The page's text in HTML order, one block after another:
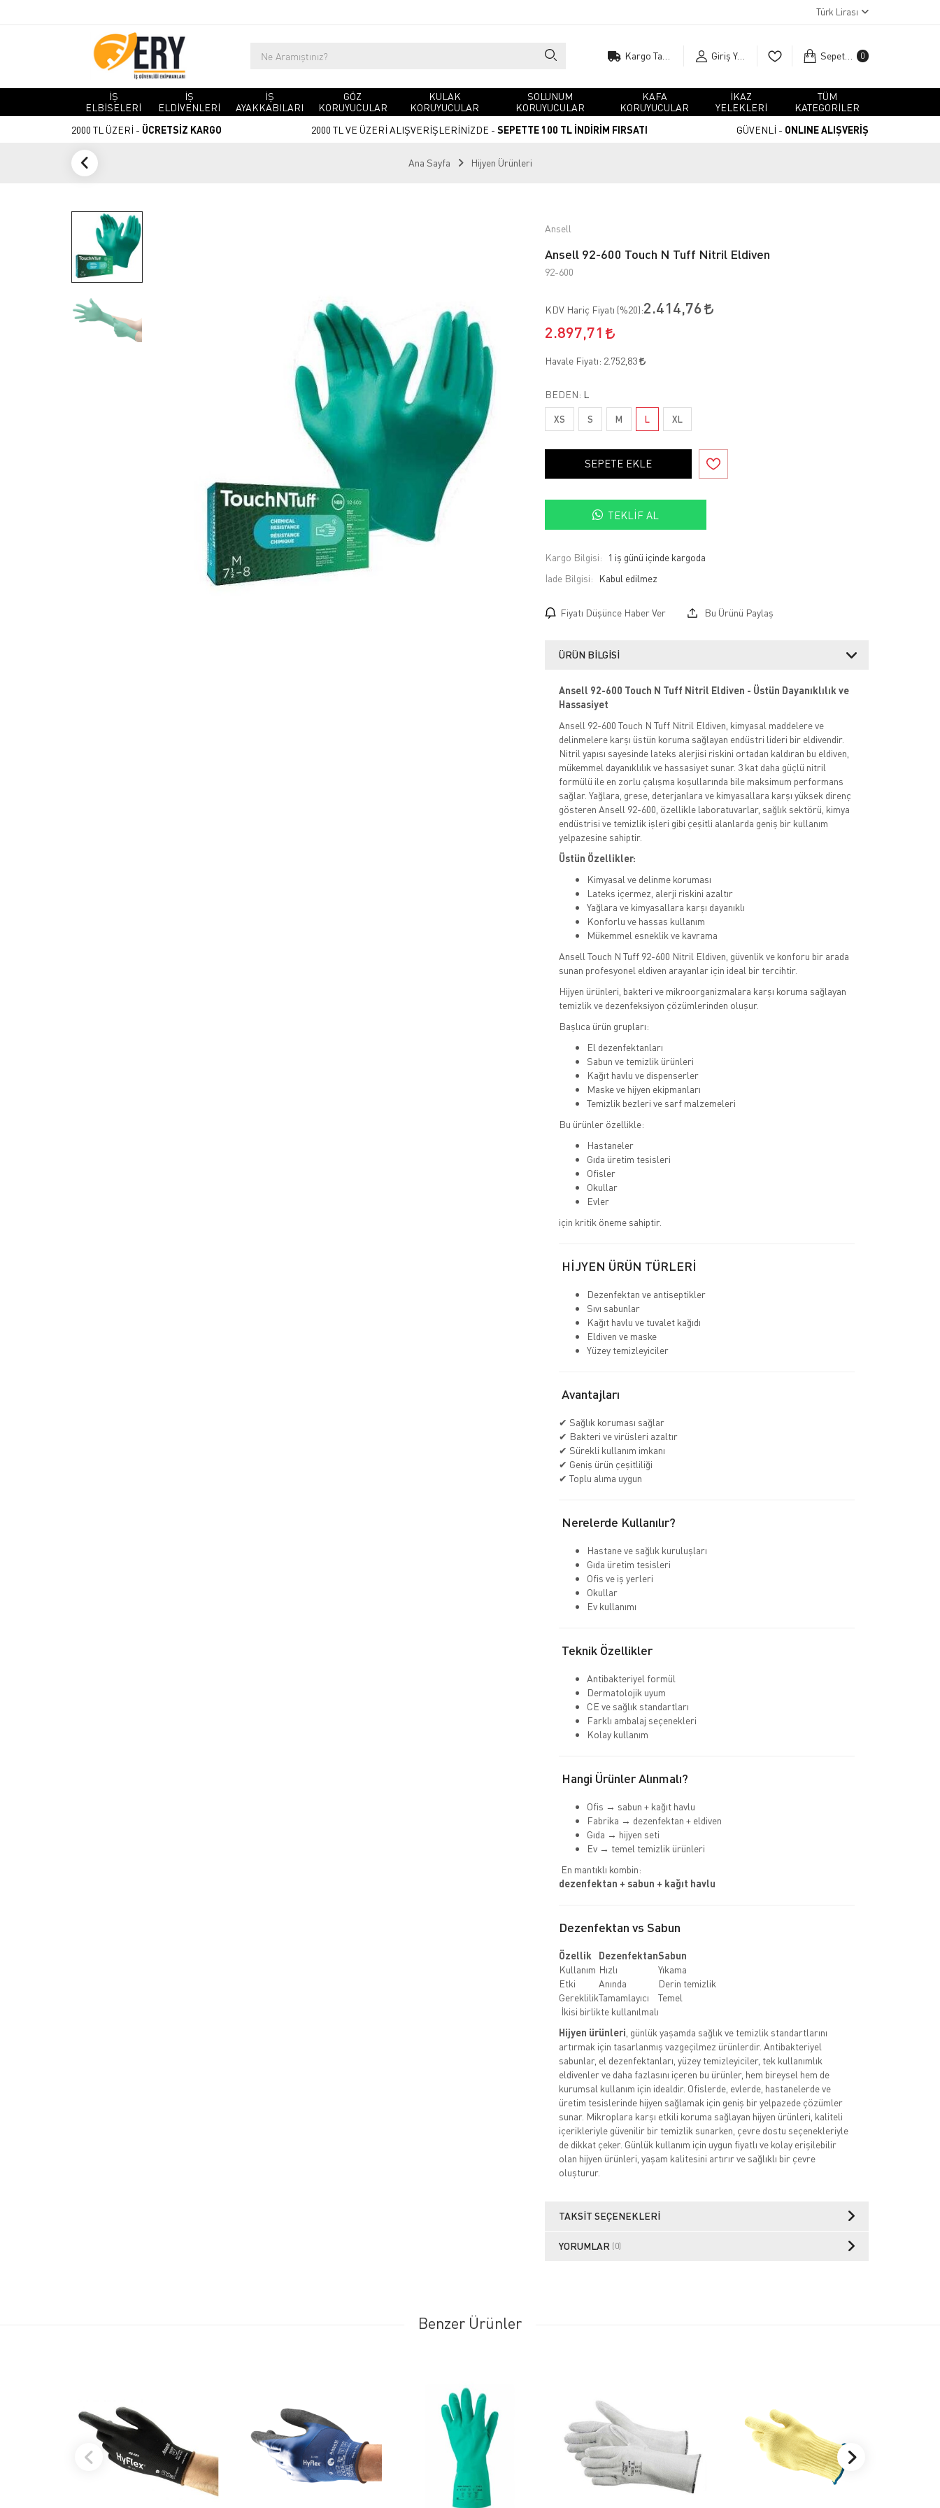
Türk Lirası
Giriş Yap Sepetim 0
İŞ
ELBİSELERİ
İŞ
ELDİVENLERİ
İŞ
AYAKKABILARI
GÖZ
KORUYUCULAR
KULAK
KORUYUCULAR
SOLUNUM
KORUYUCULAR
KAFA
KORUYUCULAR
İKAZ
YELEKLERİ
TÜM
KATEGORİLER
2000 TL ÜZERİ - ÜCRETSİZ KARGO 2000 TL VE ÜZERİ ALIŞVERİŞLERİNİZDE - SEPETTE 100 TL İNDİRİM FIRSATI GÜVENLİ - ONLINE ALIŞVERİŞ
Ana Sayfa Hijyen Ürünleri
Ansell
Ansell 92-600 Touch N Tuff Nitril Eldiven
92-600
KDV Hariç Fiyatı (%20):2.414,76
2.897,71
Havale Fiyatı: 2.752,83
BEDEN: L
XS S M L XL
SEPETE EKLE
TEKLIF AL
Kargo Bilgisi:
1 iş günü içinde kargoda
İade Bilgisi:
Fiyatı Düşünce Haber Ver Bu Ürünü Paylaş
ÜRÜN BILGISI
Ansell 92-600 Touch N Tuff Nitril Eldiven - Üstün Dayanıklılık ve
Hassasiyet
Ansell 92-600 Touch N Tuff Nitril Eldiven, kimyasal maddelere ve
delinmelere karşı üstün koruma sağlayan endüstri lideri bir eldivendir.
Nitril yapısı sayesinde lateks alerjisi riskini ortadan kaldıran bu eldiven,
mükemmel dayanıklılık ve hassasiyet sunar. 3 kat daha güçlü nitril
formülü ile en zorlu çalışma koşullarında bile maksimum performans
sağlar. Yağlara, grese, deterjanlara ve kimyasallara karşı yüksek direnç
gösteren Ansell 92-600, özellikle laboratuvarlar, sağlık sektörü, kimya
endüstrisi ve temizlik işleri gibi çeşitli alanlarda geniş bir kullanım
yelpazesine sahiptir.
Üstün Özellikler:
Kimyasal ve delinme koruması
Lateks içermez, alerji riskini azaltır
Yağlara ve kimyasallara karşı dayanıklı
Konforlu ve hassas kullanım
Mükemmel esneklik ve kavrama
Ansell Touch N Tuff 92-600 Nitril Eldiven, güvenlik ve konforu bir arada
sunan profesyonel eldiven arayanlar için ideal bir tercihtir.
Hijyen ürünleri, bakteri ve mikroorganizmalara karşı koruma sağlayan
temizlik ve dezenfeksiyon çözümlerinden oluşur.
Başlıca ürün grupları:
El dezenfektanları
Sabun ve temizlik ürünleri
Kağıt havlu ve dispenserler
Maske ve hijyen ekipmanları
Temizlik bezleri ve sarf malzemeleri
Bu ürünler özellikle:
Hastaneler
Gıda üretim tesisleri
Ofisler
Okullar
Evler
için kritik öneme sahiptir.
HİJYEN ÜRÜN TÜRLERİ
Dezenfektan ve antiseptikler
Sıvı sabunlar
Kağıt havlu ve tuvalet kağıdı
Eldiven ve maske
Yüzey temizleyiciler
Avantajları
✔ Sağlık koruması sağlar
✔ Bakteri ve virüsleri azaltır
✔ Sürekli kullanım imkanı
✔ Geniş ürün çeşitliliği
✔ Toplu alıma uygun
Nerelerde Kullanılır?
Hastane ve sağlık kuruluşları
Gıda üretim tesisleri
Ofis ve iş yerleri
Okullar
Ev kullanımı
Teknik Özellikler
Antibakteriyel formül
Dermatolojik uyum
CE ve sağlık standartları
Farklı ambalaj seçenekleri
Kolay kullanım
Hangi Ürünler Alınmalı?
Ofis → sabun + kağıt havlu
Fabrika → dezenfektan + eldiven
Gıda → hijyen seti
Ev → temel temizlik ürünleri
En mantıklı kombin:
dezenfektan + sabun + kağıt havlu
Dezenfektan vs Sabun
Özellik DezenfektanSabun
Kullanım Hızlı
Yıkama
Etki
Anında
Derin temizlik
GereklilikTamamlayıcı
Temel
İkisi birlikte kullanılmalı
Hijyen ürünleri , günlük yaşamda sağlık ve temizlik standartlarını
artırmak için tasarlanmış vazgeçilmez ürünlerdir. Antibakteriyel
sabunlar, el dezenfektanları, yüzey temizleyiciler, tek kullanımlık
eldivenler ve daha fazlasını içeren bu ürünler, hem bireysel hem de
kurumsal kullanım için idealdir. Ofislerde, evlerde, hastanelerde ve
üretim tesislerinde hijyen sağlamak için geniş bir yelpazede çözümler
sunar. Mikroplara karşı etkili koruma sağlayan hijyen ürünleri, kaliteli
içerikleriyle güvenilir bir temizlik sunarken, çevre dostu seçenekleriyle
de dikkat çeker. Günlük kullanım için uygun fiyatlı ve kolay erişilebilir
olan hijyen ürünleri, yaşam kalitesini artırır ve sağlıklı bir çevre
oluşturur.
TAKSIT SEÇENEKLERI
YORUMLAR (0)
Benzer Ürünler